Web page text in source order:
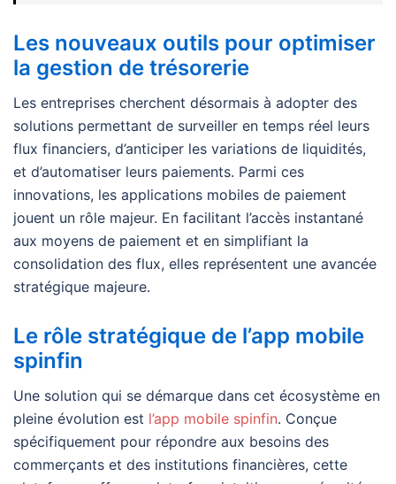
Les nouveaux outils pour optimiser
la gestion de trésorerie
Les entreprises cherchent désormais à adopter des
solutions permettant de surveiller en temps réel leurs
flux financiers, d’anticiper les variations de liquidités,
et d’automatiser leurs paiements. Parmi ces
innovations, les applications mobiles de paiement
jouent un rôle majeur. En facilitant l’accès instantané
aux moyens de paiement et en simplifiant la
consolidation des flux, elles représentent une avancée
stratégique majeure.
Le rôle stratégique de l’app mobile
spinfin
Une solution qui se démarque dans cet écosystème en
pleine évolution est l’app mobile spinfin. Conçue
spécifiquement pour répondre aux besoins des
commerçants et des institutions financières, cette